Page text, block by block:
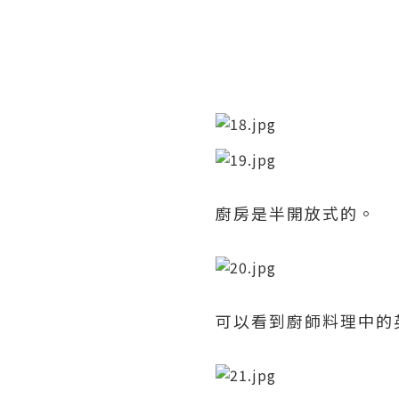
廚房是半開放式的。
可以看到廚師料理中的